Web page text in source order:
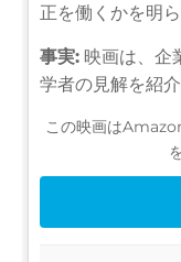
正を働くかを明
事実: 映画は、企
学者の見解を紹介
この映画は